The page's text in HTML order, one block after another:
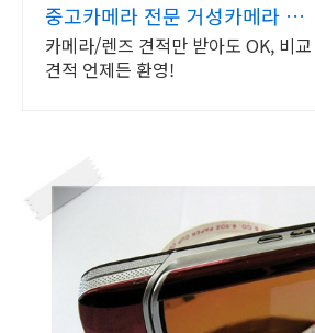
중고카메라 전문 거성카메라 재
구매율 높은 매장!
카메라/렌즈 견적만 받아도 OK, 비교
견적 언제든 환영!